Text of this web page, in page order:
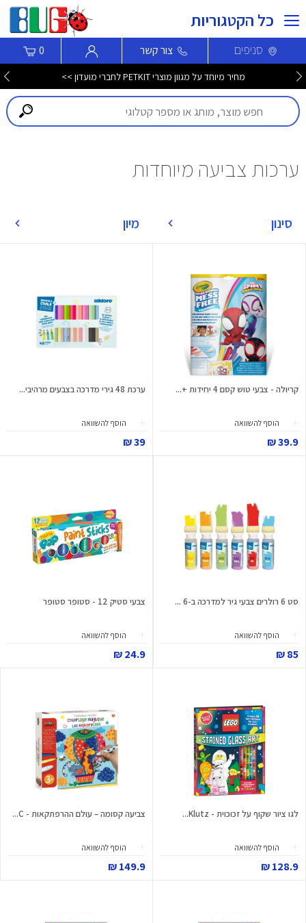
כל הקטגוריות
סניפים צור קשר 0
מחיר מיוחד על מגוון מוצרי PETKIT לחברי מועדון >>
ערכות צביעה מיוחדות
סינון מיון
קריולה - צבעי טוש קסם 4 יחידות +...
הוסף להשוואה
39.9 ₪
ערכת 48 גירי מדרכה בצבעים מרהיבי...
הוסף להשוואה
39 ₪
סט 6 רולרים צבעי גיר למדרכה ב-6 ...
הוסף להשוואה
85 ₪
צבעי סטיק 12 - סטופר סטופר
הוסף להשוואה
24.9 ₪
לגו ציור שקוף על זכוכוית - Klutz...
הוסף להשוואה
128.9 ₪
צביעה קסומה – עולם ההרפתקאות - C...
הוסף להשוואה
149.9 ₪